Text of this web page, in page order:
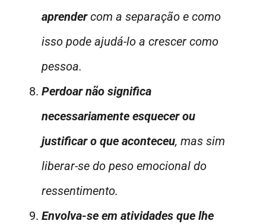
aprendercom a separação e como
isso pode ajudá-lo a crescer como
pessoa.
Perdoar não significa
necessariamente esquecer ou
justificar o que aconteceu, mas sim
liberar-se do peso emocional do
ressentimento.
Envolva-se em atividades que lhe